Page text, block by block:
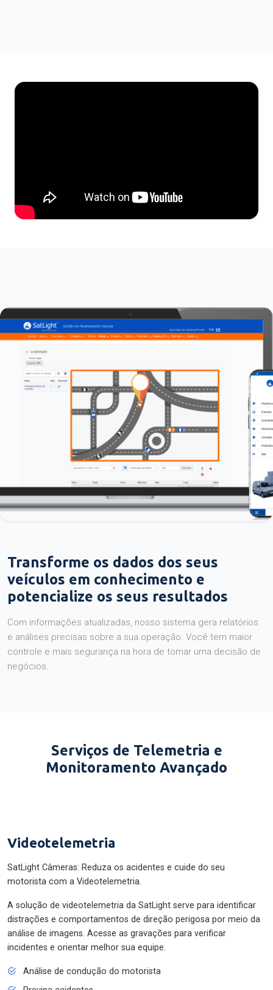
Transforme os dados dos seus
veículos em conhecimento e
potencialize os seus resultados
Com informações atualizadas, nosso sistema gera relatórios
e análises precisas sobre a sua operação. Você tem maior
controle e mais segurança na hora de tomar uma decisão de
negócios.
Serviços de Telemetria e
Monitoramento Avançado
Videotelemetria
SatLight Câmeras: Reduza os acidentes e cuide do seu
motorista com a Videotelemetria.
A solução de videotelemetria da SatLight serve para identificar
distrações e comportamentos de direção perigosa por meio da
análise de imagens. Acesse as gravações para verificar
incidentes e orientar melhor sua equipe.
Análise de condução do motorista